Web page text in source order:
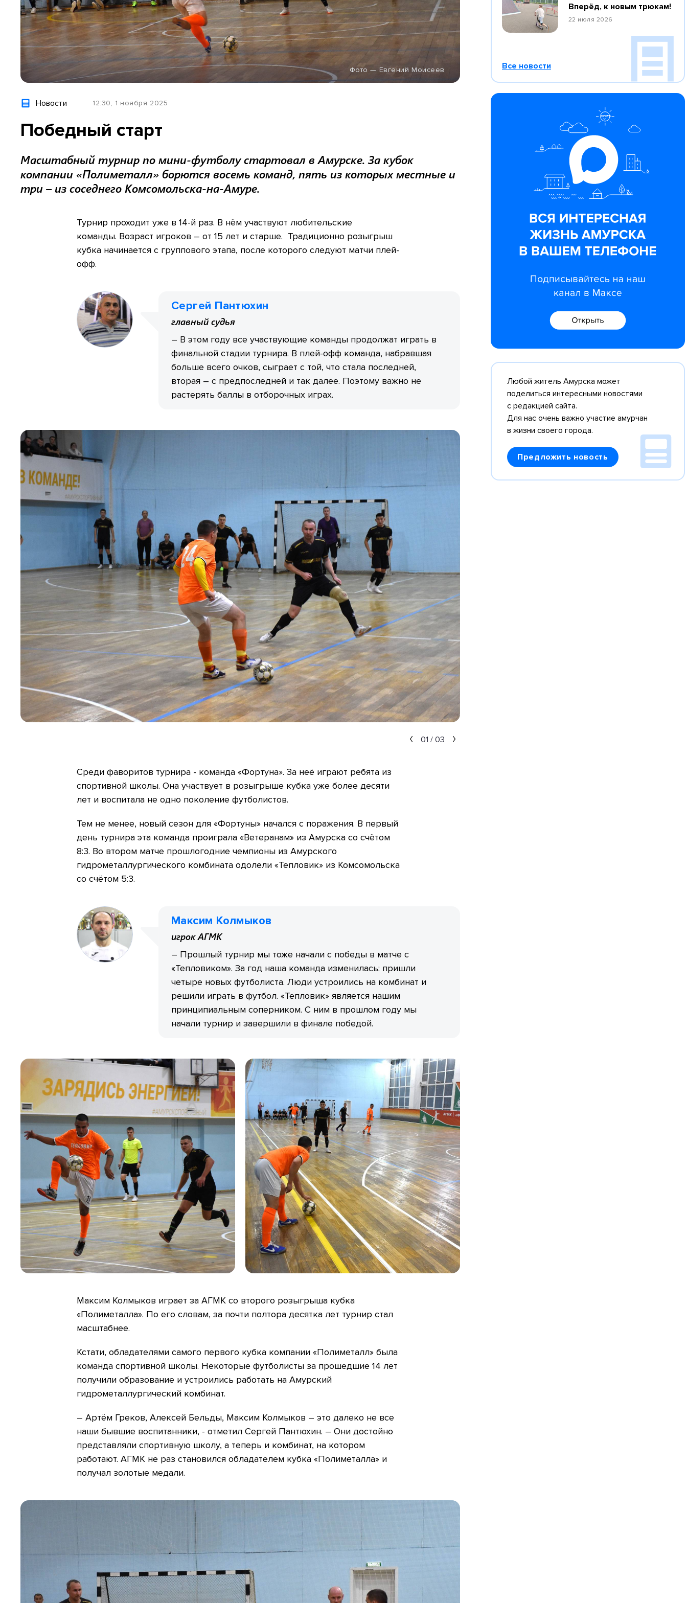
Фото — Евгений Моисеев
Новости 12:30, 1 ноября 2025
Победный старт
Масштабный турнир по мини-футболу стартовал в Амурске. За кубок
компании «Полиметалл» борются восемь команд, пять из которых местные и
три – из соседнего Комсомольска-на-Амуре.
Турнир проходит уже в 14-й раз. В нём участвуют любительские
команды. Возраст игроков – от 15 лет и старше. Традиционно розыгрыш
кубка начинается с группового этапа, после которого следуют матчи плей-
офф.
Сергей Пантюхин
главный судья
– В этом году все участвующие команды продолжат играть в
финальной стадии турнира. В плей-офф команда, набравшая
больше всего очков, сыграет с той, что стала последней,
вторая – с предпоследней и так далее. Поэтому важно не
растерять баллы в отборочных играх.
01 / 03
Среди фаворитов турнира - команда «Фортуна». За неё играют ребята из
спортивной школы. Она участвует в розыгрыше кубка уже более десяти
лет и воспитала не одно поколение футболистов.
Тем не менее, новый сезон для «Фортуны» начался с поражения. В первый
день турнира эта команда проиграла «Ветеранам» из Амурска со счётом
8:3. Во втором матче прошлогодние чемпионы из Амурского
гидрометаллургического комбината одолели «Тепловик» из Комсомольска
со счётом 5:3.
Максим Колмыков
игрок АГМК
– Прошлый турнир мы тоже начали с победы в матче с
«Тепловиком». За год наша команда изменилась: пришли
четыре новых футболиста. Люди устроились на комбинат и
решили играть в футбол. «Тепловик» является нашим
принципиальным соперником. С ним в прошлом году мы
начали турнир и завершили в финале победой.
Максим Колмыков играет за АГМК со второго розыгрыша кубка
«Полиметалла». По его словам, за почти полтора десятка лет турнир стал
масштабнее.
Кстати, обладателями самого первого кубка компании «Полиметалл» была
команда спортивной школы. Некоторые футболисты за прошедшие 14 лет
получили образование и устроились работать на Амурский
гидрометаллургический комбинат.
– Артём Греков, Алексей Бельды, Максим Колмыков – это далеко не все
наши бывшие воспитанники, - отметил Сергей Пантюхин. – Они достойно
представляли спортивную школу, а теперь и комбинат, на котором
работают. АГМК не раз становился обладателем кубка «Полиметалла» и
получал золотые медали.
Вперёд, к новым трюкам!
22 июля 2026
Все новости
Любой житель Амурска может
поделиться интересными новостями
с редакцией сайта.
Для нас очень важно участие амурчан
в жизни своего города.
Предложить новость